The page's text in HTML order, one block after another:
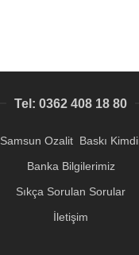
Tel: 0362 408 18 80
Samsun Ozalit Baskı
Banka Bilgilerimiz
Sıkça Sorulan Sorular
İletişim